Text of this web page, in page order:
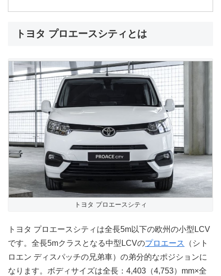
トヨタ プロエースシティとは
トヨタ プロエースシティ
トヨタ プロエースシティは全長5m以下の欧州の小型LCV
です。全長5mクラスとなる中型LCVのプロエース
（シト
ロエン ディスパッチの兄弟車）の弟分的なポジションに
なります。ボディサイズは全長：4,403（4,753）mm×全